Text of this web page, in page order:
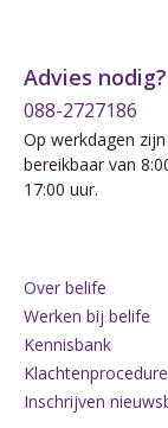
Advies nodig?
088-2727186
Op werkdagen
bereikbaar van
17:00 uur.
Over belife
Werken bij belife
Kennisbank
Klachtenprocedure
Inschrijven